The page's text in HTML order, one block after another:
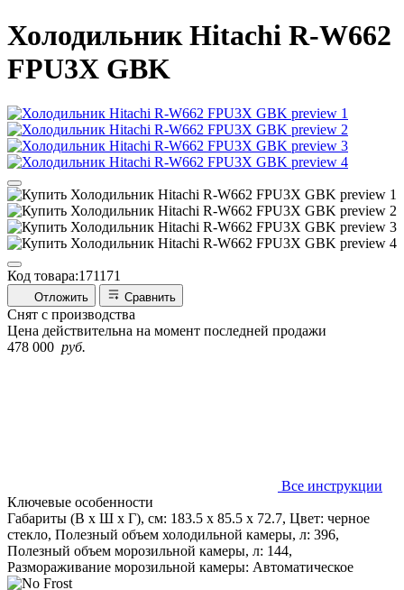
ХолодильникHitachi R-W662
FPU3X GBK
Код товара:171171
Отложить Сравнить
Снят с производства
Цена действительна на момент последней продажи
478 000 руб.
Все инструкции
Ключевые особенности
Габариты (В х Ш х Г), см: 183.5 х 85.5 х 72.7, Цвет: черное
стекло, Полезный объем холодильной камеры, л: 396,
Полезный объем морозильной камеры, л: 144,
Размораживание морозильной камеры: Автоматическое